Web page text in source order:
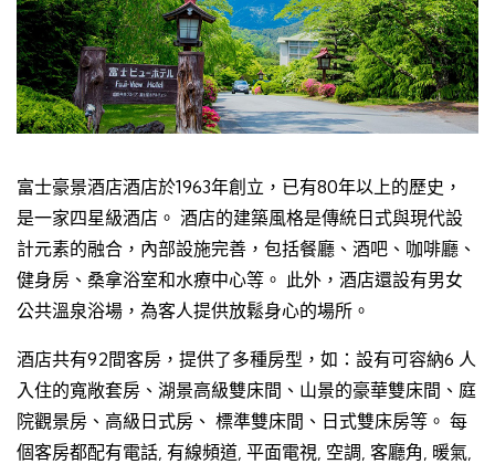
富士豪景酒店酒店於1963年創立，已有80年以上的歷史，
是一家四星級酒店。 酒店的建築風格是傳統日式與現代設
計元素的融合，內部設施完善，包括餐廳、酒吧、咖啡廳、
健身房、桑拿浴室和水療中心等。 此外，酒店還設有男女
公共溫泉浴場，為客人提供放鬆身心的場所。
酒店共有92間客房，提供了多種房型，如：設有可容納6 人
入住的寬敞套房、湖景高級雙床間、山景的豪華雙床間、庭
院觀景房、高級日式房、 標準雙床間、日式雙床房等。 每
個客房都配有電話, 有線頻道, 平面電視, 空調, 客廳角, 暖氣,